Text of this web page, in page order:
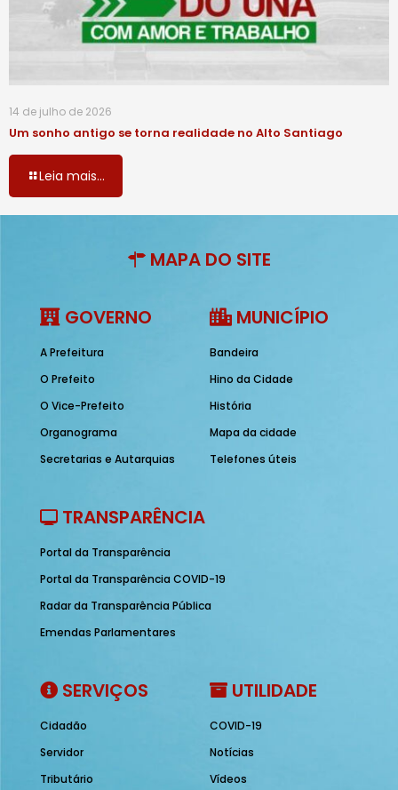
14 de julho de 2026
Um sonho antigo se torna realidade no Alto Santiago
Leia mais...
MAPA DO SITE
GOVERNO
A Prefeitura
O Prefeito
O Vice-Prefeito
Organograma
Secretarias e Autarquias
MUNICÍPIO
Bandeira
Hino da Cidade
História
Mapa da cidade
Telefones úteis
TRANSPARÊNCIA
Portal da Transparência
Portal da Transparência COVID-19
Radar da Transparência Pública
Emendas Parlamentares
SERVIÇOS
Cidadão
Servidor
Tributário
UTILIDADE
COVID-19
Notícias
Vídeos